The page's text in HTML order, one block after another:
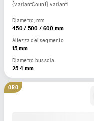
{variantCount} varianti
Diametro, mm
450 / 500 / 600 mm
Altezza del segmento
15 mm
Diametro bussola
25.4 mm
ORO